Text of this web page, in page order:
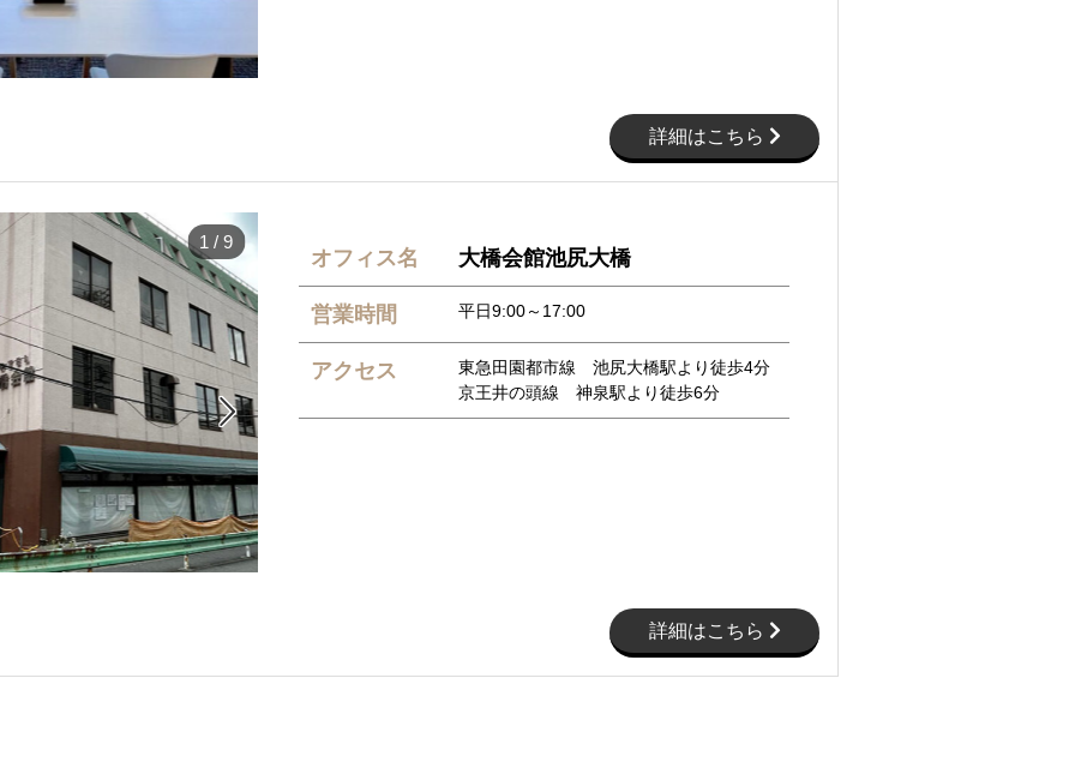
詳細はこちら

1 / 9
オフィス名 大橋会館池尻大橋
営業時間 平日9:00～17:00
アクセス
東急田園都市線 池尻大橋駅より徒歩4分
京王井の頭線 神泉駅より徒歩6分
詳細はこちら